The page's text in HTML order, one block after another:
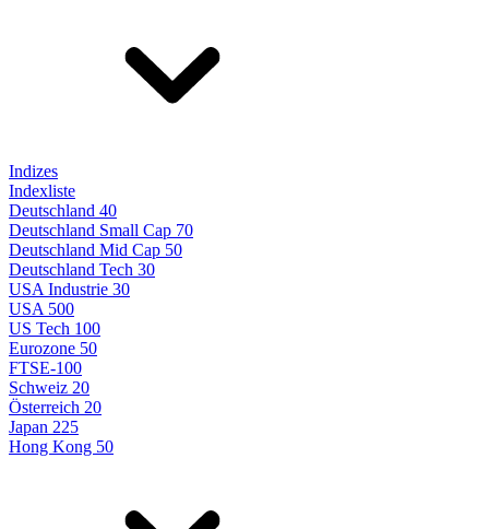
Indizes
Indexliste
Deutschland 40
Deutschland Small Cap 70
Deutschland Mid Cap 50
Deutschland Tech 30
USA Industrie 30
USA 500
US Tech 100
Eurozone 50
FTSE-100
Schweiz 20
Österreich 20
Japan 225
Hong Kong 50